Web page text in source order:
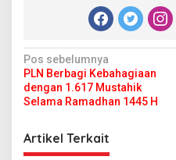
N
a
v
i
g
Pos sebelumnya
PLN Berbagi Kebahagiaan
dengan 1.617 Mustahik
Selama Ramadhan 1445 H
Artikel Terkait